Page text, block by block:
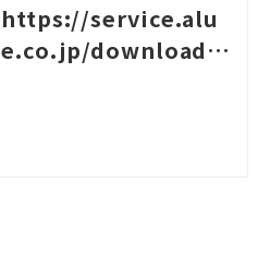
https://service.alu
e.co.jp/download/4